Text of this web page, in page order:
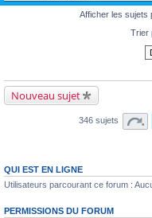
Afficher les sujets
Trier
Nouveau sujet
346 sujets
QUI EST EN LIGNE
Utilisateurs parcourant ce forum :
PERMISSIONS DU FORUM